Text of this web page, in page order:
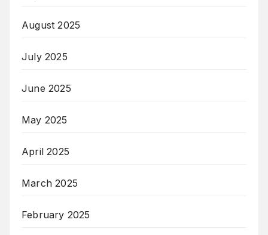
August 2025
July 2025
June 2025
May 2025
April 2025
March 2025
February 2025